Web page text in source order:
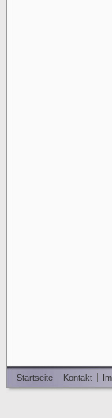
Startseite Kontakt